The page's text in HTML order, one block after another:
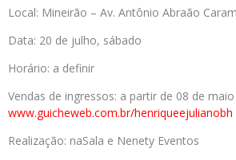
Local: Mineirão – Av. Antônio Abraão
Data: 20 de julho, sábado
Horário: a definir
Vendas de ingressos: a partir de 08 de
www.guicheweb.com.br/henriqueejulianobh
Realização: naSala e Nenety Eventos